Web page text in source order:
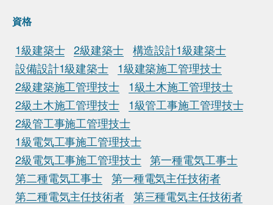
資格
1級建築士 2級建築士 構造設計1級建築士
設備設計1級建築士
1級建築施工管理技士
2級建築施工管理技士
1級土木施工管理技士
2級土木施工管理技士
1級管工事施工管理技士
2級管工事施工管理技士
1級電気工事施工管理技士
2級電気工事施工管理技士 第一種電気工事士
第二種電気工事士 第一種電気主任技術者
第二種電気主任技術者 第三種電気主任技術者